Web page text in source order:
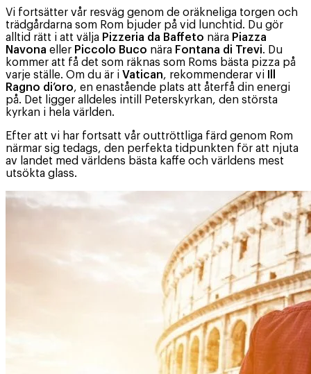
Vi fortsätter vår resväg genom de oräkneliga torgen och
trädgårdarna som Rom bjuder på vid lunchtid. Du gör
alltid rätt i att välja Pizzeria da Baffeto nära Piazza
Navona eller Piccolo Buco nära Fontana di Trevi. Du
kommer att få det som räknas som Roms bästa pizza på
varje ställe. Om du är i Vatican, rekommenderar vi
Ragno di’oro, en enastående plats att återfå din energi
på. Det ligger alldeles intill Peterskyrkan, den största
kyrkan i hela världen.
Efter att vi har fortsatt vår outtröttliga färd genom Rom
närmar sig tedags, den perfekta tidpunkten för att njuta
av landet med världens bästa kaffe och världens mest
utsökta glass.